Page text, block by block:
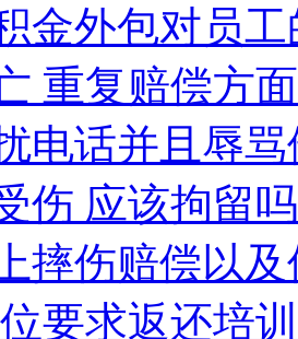
金外包对员
重复赔偿方
电话并且辱
伤 应该拘留
摔伤赔偿以
要求返还培